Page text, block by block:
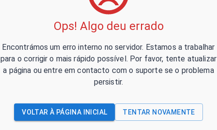
Ops! Algo deu errado
Encontrámos um erro interno no servidor. Estamos a trabalhar
para o corrigir o mais rápido possível. Por favor, tente atualizar
a página ou entre em contacto com o suporte se o problema
persistir.
VOLTAR À PÁGINA INICIAL TENTAR NOVAMENTE